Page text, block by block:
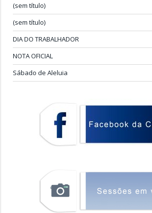
(sem título)
(sem título)
DIA DO TRABALHADOR
NOTA OFICIAL
Sábado de Aleluia